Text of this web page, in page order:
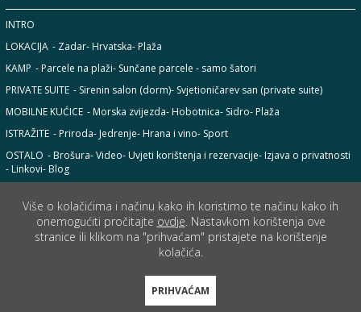
INTRO
LOKACIJA - Zadar- Hrvatska- Plaža
KAMP - Parcele na plaži- Sunčane parcele - samo šatori
PRIVATE SUITE - Sirenin salon (dorm)- Svjetioničarev san (private suite)
MOBILNE KUĆICE - Morska zvijezda- Hobotnica- Sidro- Plaža
ISTRAŽITE - Priroda- Jedrenje- Hrana i vino- Sport
OSTALO - Brošura- Video- Uvjeti korištenja i rezervacije- Izjava o privatnosti
- Linkovi- Blog
Više o kolačićima i načinu kako ih koristimo te načinu kako ih
onemogućiti pročitajte ovdje. Nastavkom korištenja ove
stranice ili klikom na "prihvaćam" pristajete na korištenje
kolačića.
PRIHVAĆAM